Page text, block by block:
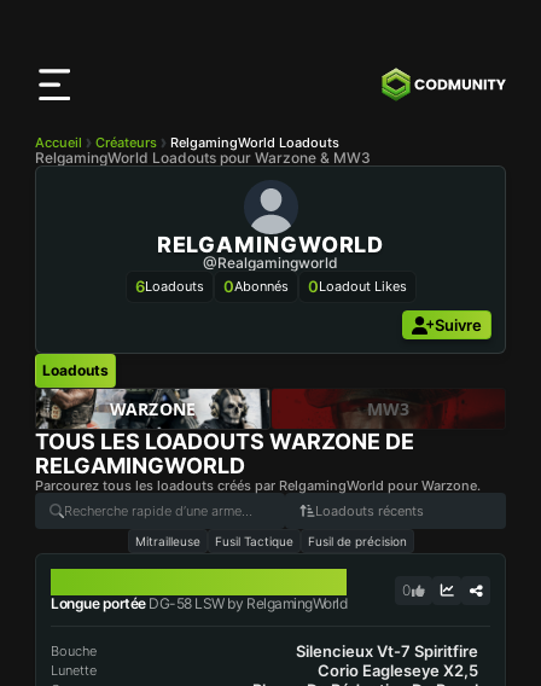
Accueil Créateurs RelgamingWorld Loadouts
RelgamingWorld Loadouts pour Warzone & MW3
RELGAMINGWORLD
@Realgamingworld
6Loadouts 0Abonnés 0Loadout Likes
Suivre
Loadouts
WARZONE MW3
TOUS LES LOADOUTS WARZONE DE
RELGAMINGWORLD
Parcourez tous les loadouts créés par RelgamingWorld pour Warzone.
Loadouts récents
Mitrailleuse Fusil Tactique Fusil de précision
Longue portéeDG-58 LSW by RelgamingWorld
0
Bouche Silencieux Vt-7 Spiritfire
Lunette Corio Eagleseye X2,5